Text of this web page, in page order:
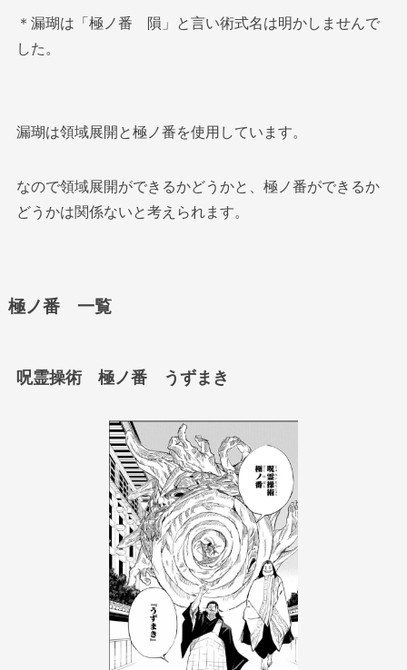
＊漏瑚は「極ノ番 隕」と言い術式名は明かしませんで
した。
漏瑚は領域展開と極ノ番を使用しています。
なので領域展開ができるかどうかと、極ノ番ができるか
どうかは関係ないと考えられます。
極ノ番 一覧
呪霊操術 極ノ番 うずまき